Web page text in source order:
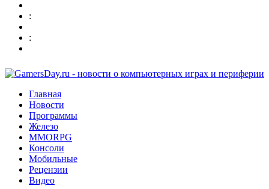
:
:
Главная
Новости
Программы
Железо
MMORPG
Консоли
Мобильные
Рецензии
Видео